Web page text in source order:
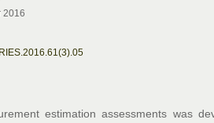
2016
estimation assessments was